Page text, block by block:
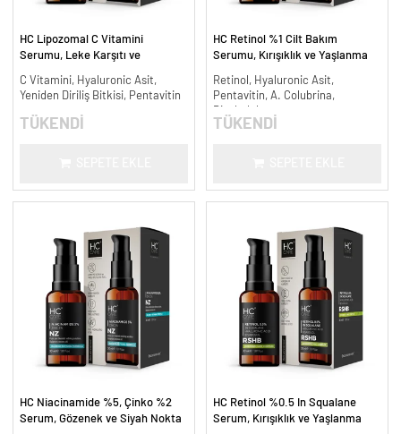
HC Lipozomal C Vitamini
Serumu, Leke Karşıtı ve
C Vitamini, Hyaluronic Asit,
Yeniden Diriliş Bitkisi, Pentavitin
TÜKENDİ
HC Retinol %1 Cilt Bakım
Serumu, Kırışıklık ve Yaşlanma
Retinol, Hyaluronic Asit,
Pentavitin, A. Colubrina,
Bisabolol
TÜKENDİ
HC Niacinamide %5, Çinko %2
Serum, Gözenek ve Siyah Nokta
HC Retinol %0.5 In Squalane
Serum, Kırışıklık ve Yaşlanma